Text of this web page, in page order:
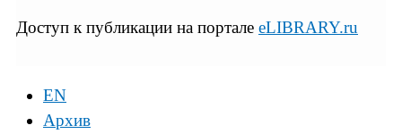
Доступ к публикации на портале eLIBRARY.ru
EN
Архив